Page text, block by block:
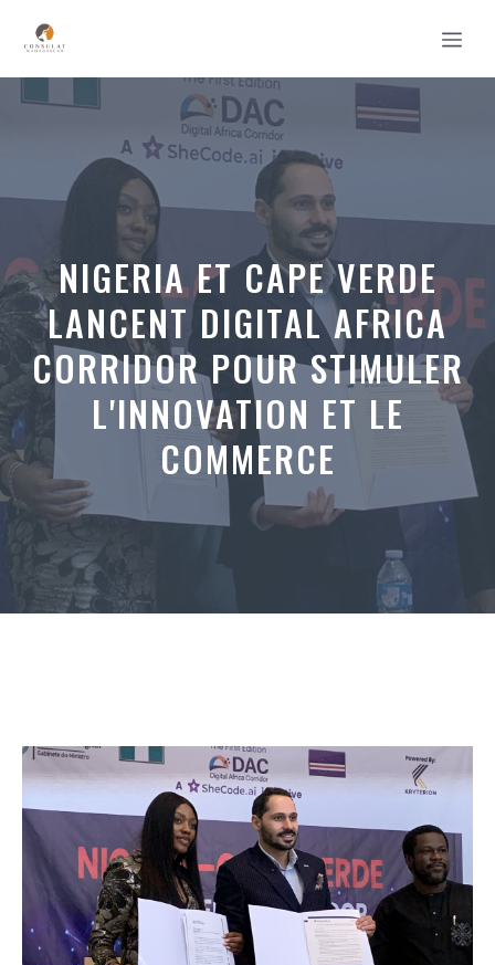
contenu
NIGERIA ET CAPE VERDE
LANCENT DIGITAL AFRICA
CORRIDOR POUR STIMULER
L'INNOVATION ET LE
COMMERCE